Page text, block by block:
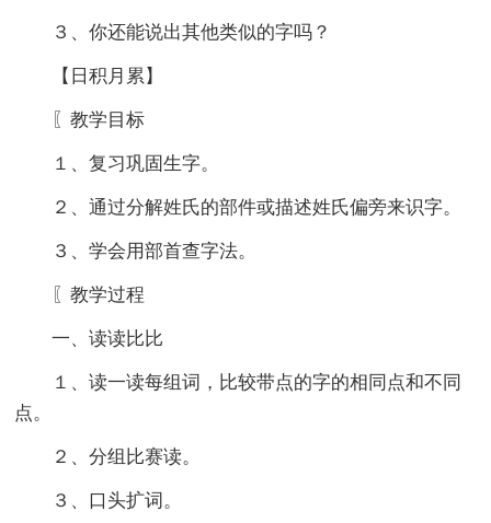
３、你还能说出其他类似的字吗？
【日积月累】
〖教学目标
１、复习巩固生字。
２、通过分解姓氏的部件或描述姓氏偏旁来识字。
３、学会用部首查字法。
〖教学过程
一、读读比比
１、读一读每组词，比较带点的字的相同点和不同
点。
２、分组比赛读。
３、口头扩词。